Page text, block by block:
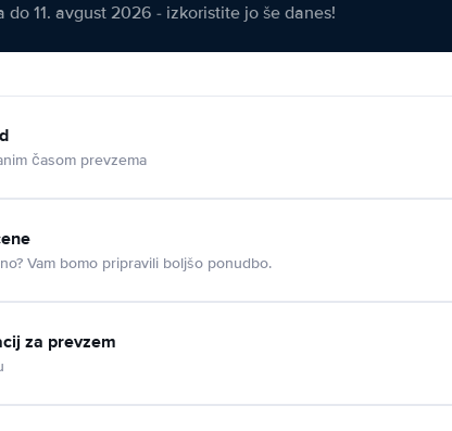
do 11. avgust 2026 - izkoristite jo še danes!
časom prevzema
Vam bomo pripravili boljšo ponudbo.
za prevzem